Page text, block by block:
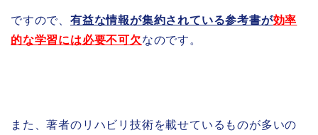
ですので、 有益な情報が集約されている参考書が効率
的な学習には必要不可欠なのです。
また、著者のリハビリ技術を載せているものが多いの